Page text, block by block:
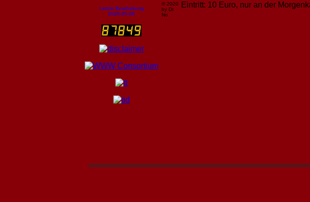
Letzte Bearbeitung
2026-05-08
© 2020
by Dr.
No
Eintritt: 10 Euro, nur an der